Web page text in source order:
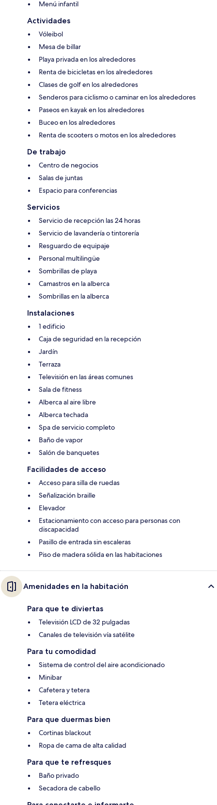
Menú infantil
Actividades
Vóleibol
Mesa de billar
Playa privada en los alrededores
Renta de bicicletas en los alrededores
Clases de golf en los alrededores
Senderos para ciclismo o caminar en los alrededores
Paseos en kayak en los alrededores
Buceo en los alrededores
Renta de scooters o motos en los alrededores
De trabajo
Centro de negocios
Salas de juntas
Espacio para conferencias
Servicios
Servicio de recepción las 24 horas
Servicio de lavandería o tintorería
Resguardo de equipaje
Personal multilingüe
Sombrillas de playa
Camastros en la alberca
Sombrillas en la alberca
Instalaciones
1 edificio
Caja de seguridad en la recepción
Jardín
Terraza
Televisión en las áreas comunes
Sala de fitness
Alberca al aire libre
Alberca techada
Spa de servicio completo
Baño de vapor
Salón de banquetes
Facilidades de acceso
Acceso para silla de ruedas
Señalización braille
Elevador
Estacionamiento con acceso para personas con
discapacidad
Pasillo de entrada sin escaleras
Piso de madera sólida en las habitaciones
Amenidades en la habitación
Para que te diviertas
Televisión LCD de 32 pulgadas
Canales de televisión vía satélite
Para tu comodidad
Sistema de control del aire acondicionado
Minibar
Cafetera y tetera
Tetera eléctrica
Para que duermas bien
Cortinas blackout
Ropa de cama de alta calidad
Para que te refresques
Baño privado
Secadora de cabello